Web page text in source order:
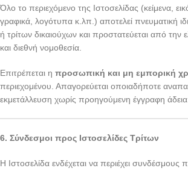
Όλο το περιεχόμενο της Ιστοσελίδας (κείμενα,
γραφικά, λογότυπα κ.λπ.) αποτελεί πνευματική
ή τρίτων δικαιούχων και προστατεύεται από την
και διεθνή νομοθεσία.
Επιτρέπεται η προσωπική και μη εμπορική
περιεχομένου. Απαγορεύεται οποιαδήποτε
εκμετάλλευση χωρίς προηγούμενη έγγραφη άδεια.
6. Σύνδεσμοι προς Ιστοσελίδες Τρίτων
Η Ιστοσελίδα ενδέχεται να περιέχει συνδέσμους